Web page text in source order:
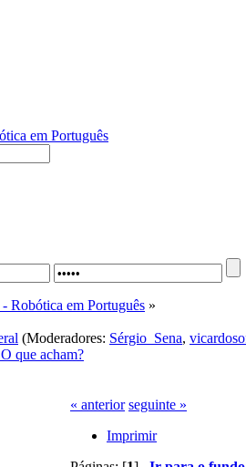
em Português
Robótica em Português »
(Moderadores: Sérgio_Sena,
que acham?
« anterior seguinte »
Imprimir